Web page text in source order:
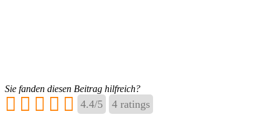
Sie fanden diesen Beitrag hilfreich?
4.4/5 4 ratings